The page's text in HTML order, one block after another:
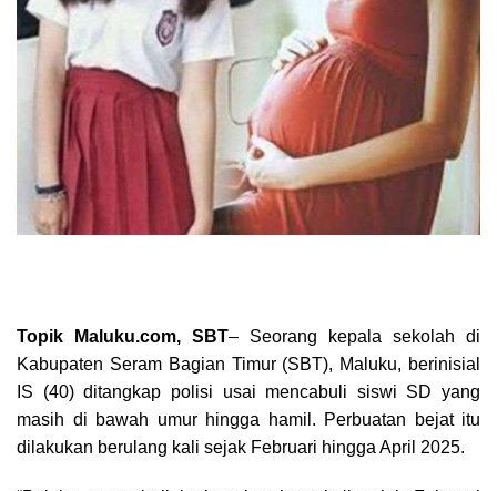
Topik Maluku.com, SBT– Seorang kepala sekolah di
Kabupaten Seram Bagian Timur (SBT), Maluku, berinisial
IS (40) ditangkap polisi usai mencabuli siswi SD yang
masih di bawah umur hingga hamil. Perbuatan bejat itu
dilakukan berulang kali sejak Februari hingga April 2025.